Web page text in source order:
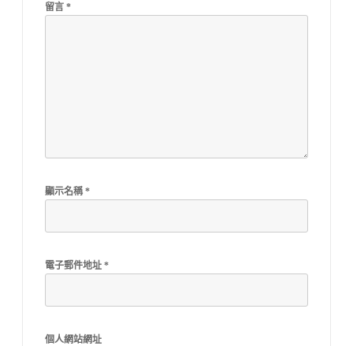
留言 *
顯示名稱 *
電子郵件地址 *
個人網站網址